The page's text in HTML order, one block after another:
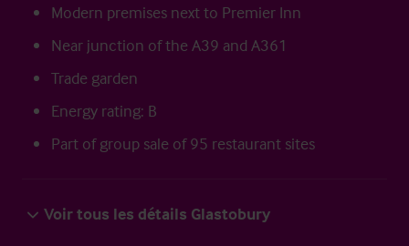
Modern premises next to Premier Inn
Near junction of the A39 and A361
Trade garden
Energy rating: B
Part of group sale of 95 restaurant sites
Voir tous les détails Glastobury